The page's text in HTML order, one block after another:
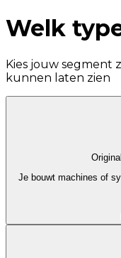
Welk
Kies jouw segment
kunnen laten zien
Je bouwt machines of